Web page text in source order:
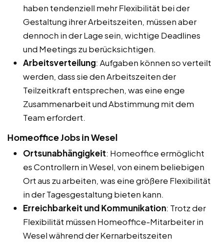
haben tendenziell mehr Flexibilität bei der
Gestaltung ihrer Arbeitszeiten, müssen aber
dennoch in der Lage sein, wichtige Deadlines
und Meetings zu berücksichtigen.
Arbeitsverteilung: Aufgaben können so verteilt
werden, dass sie den Arbeitszeiten der
Teilzeitkraft entsprechen, was eine enge
Zusammenarbeit und Abstimmung mit dem
Team erfordert.
Homeoffice Jobs in Wesel
Ortsunabhängigkeit: Homeoffice ermöglicht
es Controllern in Wesel, von einem beliebigen
Ort aus zu arbeiten, was eine größere Flexibilität
in der Tagesgestaltung bieten kann.
Erreichbarkeit und Kommunikation: Trotz der
Flexibilität müssen Homeoffice-Mitarbeiter in
Wesel während der Kernarbeitszeiten